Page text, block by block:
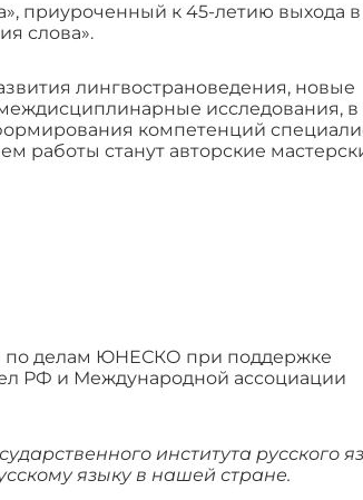
приуроченный к 45-летию выхода в
слова».
лингвострановедения, новые
исследования, в
компетенций
работы станут авторские
по делам ЮНЕСКО при поддержке
РФ и Международной ассоциации
института русского
языку в нашей стране.